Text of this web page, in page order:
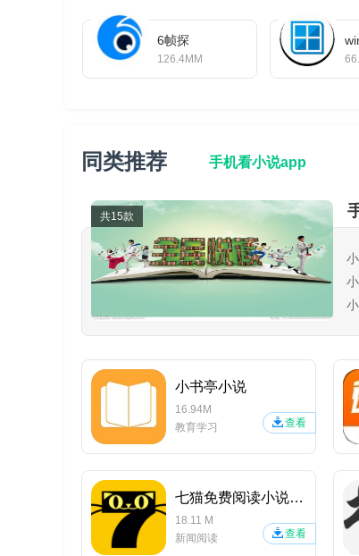
软件亮点
潜心研发的多款滤镜，让你美到没朋友
·【超低流量】
强大视频处理技术，看视频跟看图片流量一样
·【水印配乐】
6帧探
126.4MM
同类推荐 手机看小说app
共15款
小书亭小说
16.94M
教育学习
查看
七猫免费阅读小说APP
18.11 M
新闻阅读
查看